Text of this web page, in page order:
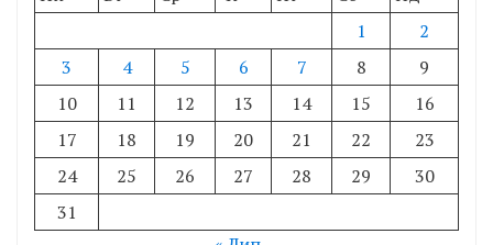
1
2
3
4 5 6 7 8
9
10
11 12 13 14 15
16
17
18 19 20 21 22
23
24
25 26 27 28 29
30
31